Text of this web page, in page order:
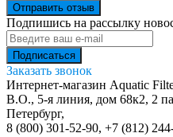
Отправить отзыв
Подпишись на рассылку
Заказать звонок
Интернет-магазин Aquatic
В.О., 5-я линия, дом 68к2, 2
Петербург,
8 (800) 301-52-90, +7 (812)